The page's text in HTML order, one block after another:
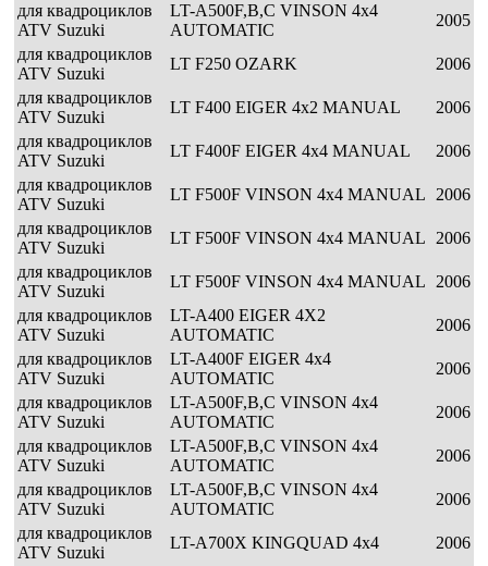
для квадроциклов
ATV Suzuki
LT-A500F,B,C VINSON 4x4
AUTOMATIC
2005
для квадроциклов
ATV Suzuki
LT F250 OZARK
2006
для квадроциклов
ATV Suzuki
LT F400 EIGER 4x2 MANUAL
2006
для квадроциклов
ATV Suzuki
LT F400F EIGER 4x4 MANUAL
2006
для квадроциклов
ATV Suzuki
LT F500F VINSON 4x4 MANUAL
2006
для квадроциклов
ATV Suzuki
LT F500F VINSON 4x4 MANUAL
2006
для квадроциклов
ATV Suzuki
LT F500F VINSON 4x4 MANUAL
2006
для квадроциклов
ATV Suzuki
LT-A400 EIGER 4X2
AUTOMATIC
2006
для квадроциклов
ATV Suzuki
LT-A400F EIGER 4x4
AUTOMATIC
2006
для квадроциклов
ATV Suzuki
LT-A500F,B,C VINSON 4x4
AUTOMATIC
2006
для квадроциклов
ATV Suzuki
LT-A500F,B,C VINSON 4x4
AUTOMATIC
2006
для квадроциклов
ATV Suzuki
LT-A500F,B,C VINSON 4x4
AUTOMATIC
2006
для квадроциклов
ATV Suzuki
LT-A700X KINGQUAD 4x4
2006